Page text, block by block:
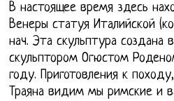
В настоящее время здесь
Венеры статуя Италийской
нач. Эта скульптура
скульптором Огюстом
году. Приготовления к
Траяна видим мы римские и